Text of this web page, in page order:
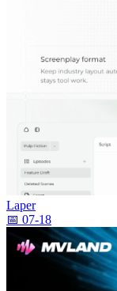
Laper
📅 07-18